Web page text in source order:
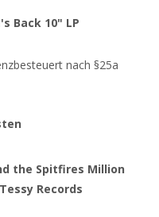
Back 10" LP
nach §25a
the Spitfires Million
Records